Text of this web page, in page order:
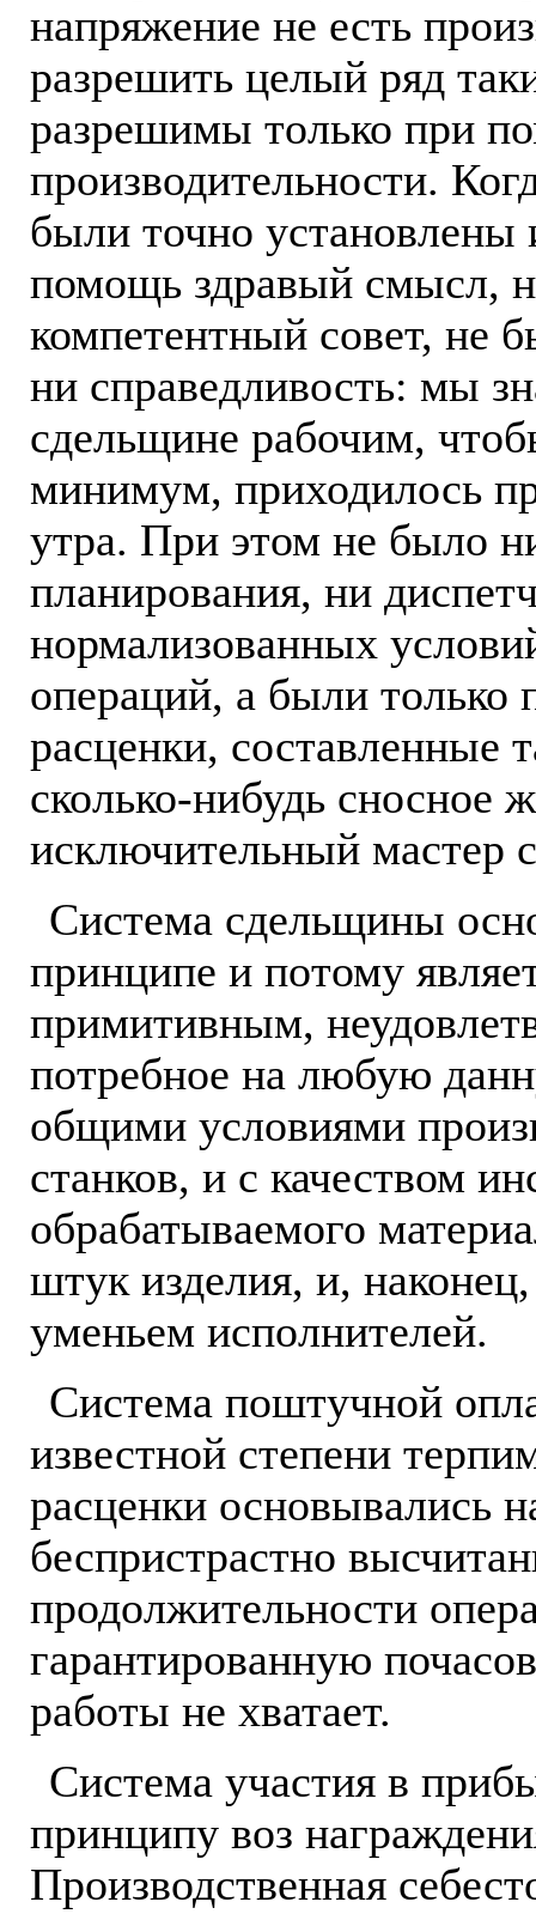
напряжение не есть
разрешить целый ряд
разрешимы только при
производительности.
были точно
помощь здравый смысл,
компетентный совет, не
ни справедливость: мы
сдельщине рабочим,
минимум, приходилось
утра. При этом не было
планирования, ни
нормализованных
операций, а были
расценки, составленные
сколько-нибудь сносное
исключительный мастер
Система сдельщины
принципе и потому
примитивным,
потребное на любую
общими условиями
станков, и с качеством
обрабатываемого
штук изделия, и,
уменьем исполнителей.
Система поштучной
известной степени
расценки основывались
беспристрастно
продолжительности
гарантированную
работы не хватает.
Система участия в
принципу воз
Производственная